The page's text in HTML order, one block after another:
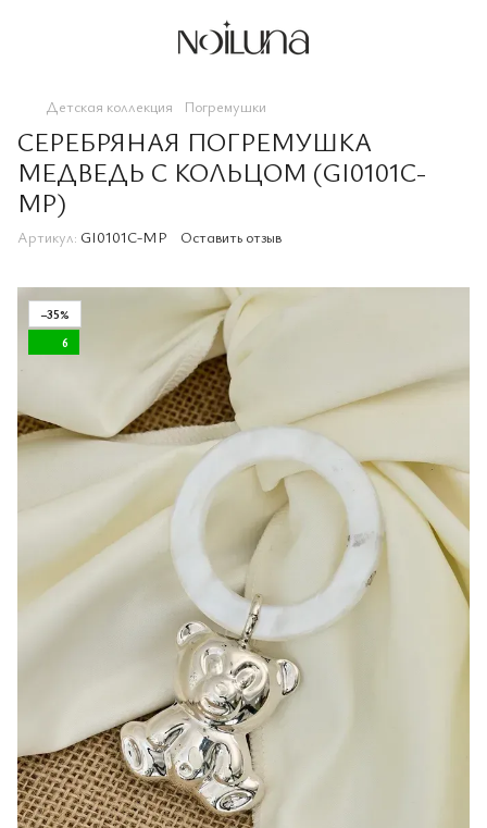
Детская коллекция Погремушки
СЕРЕБРЯНАЯ ПОГРЕМУШКА
МЕДВЕДЬ С КОЛЬЦОМ (GI0101C-
MP)
Артикул: GI0101C-MP Оставить отзыв
−35%
6